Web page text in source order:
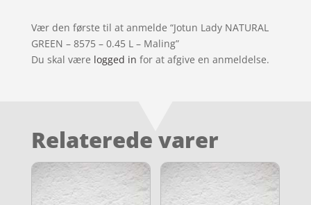
Vær den første til at anmelde “Jotun Lady NATURAL
GREEN – 8575 – 0.45 L – Maling”
Du skal være logged in for at afgive en anmeldelse.
Relaterede varer